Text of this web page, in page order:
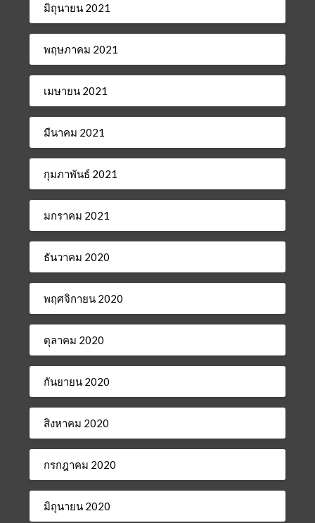
มิถุนายน 2021
พฤษภาคม 2021
เมษายน 2021
มีนาคม 2021
กุมภาพันธ์ 2021
มกราคม 2021
ธันวาคม 2020
พฤศจิกายน 2020
ตุลาคม 2020
กันยายน 2020
สิงหาคม 2020
กรกฎาคม 2020
มิถุนายน 2020